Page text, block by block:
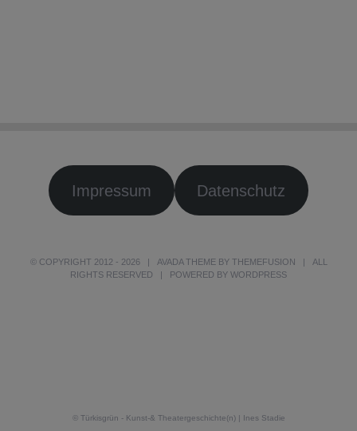
Impressum Datenschutz
© COPYRIGHT 2012 - 2026 | AVADA THEME BY THEMEFUSION | ALL
RIGHTS RESERVED | POWERED BY WORDPRESS
© Türkisgrün - Kunst-& Theatergeschichte(n) | Ines Stadie